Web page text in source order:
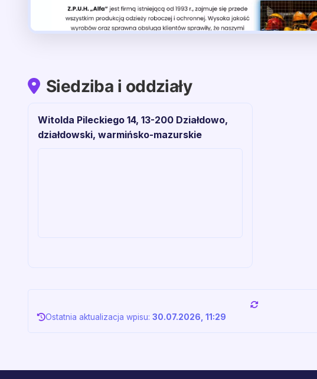
Siedziba i oddziały
Witolda Pileckiego 14, 13-200 Działdowo,
działdowski, warmińsko-mazurskie
Ostatnia aktualizacja wpisu:30.07.2026, 11:29